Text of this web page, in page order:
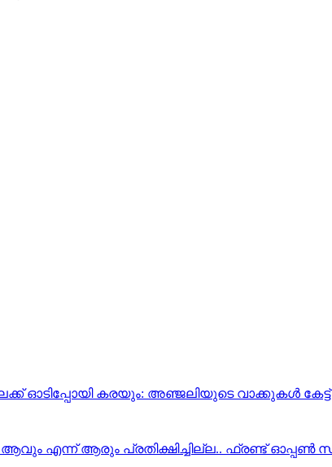
ഓടിപ്പോയി കരയും: അഞ്ജലിയുടെ വാക്കുകൾ
എന്ന് ആരും പ്രതിക്ഷിച്ചില്ല.. ഫ്രണ്ട് ഓപ്പണ്‍